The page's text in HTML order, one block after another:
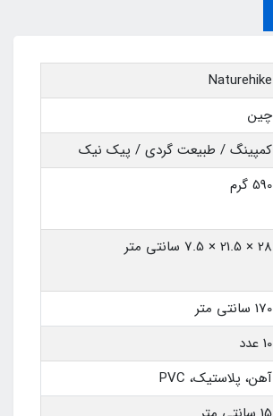
Naturehike
چین
کمپینگ / طبیعت گردی / پیک نیک
590 گرم
28 × 21.5 × 7.5 سانتی متر
170 سانتی متر
10 عدد
آهن، پلاستیک، PVC